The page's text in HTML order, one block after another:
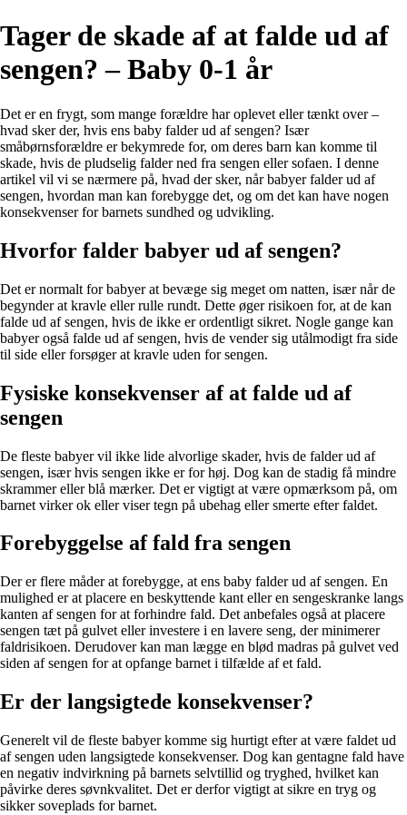
Tager de skade af at falde ud af
sengen? – Baby 0-1 år
Det er en frygt, som mange forældre har oplevet eller tænkt over –
hvad sker der, hvis ens baby falder ud af sengen? Især
småbørnsforældre er bekymrede for, om deres barn kan komme til
skade, hvis de pludselig falder ned fra sengen eller sofaen. I denne
artikel vil vi se nærmere på, hvad der sker, når babyer falder ud af
sengen, hvordan man kan forebygge det, og om det kan have nogen
konsekvenser for barnets sundhed og udvikling.
Hvorfor falder babyer ud af sengen?
Det er normalt for babyer at bevæge sig meget om natten, især når de
begynder at kravle eller rulle rundt. Dette øger risikoen for, at de kan
falde ud af sengen, hvis de ikke er ordentligt sikret. Nogle gange kan
babyer også falde ud af sengen, hvis de vender sig utålmodigt fra side
til side eller forsøger at kravle uden for sengen.
Fysiske konsekvenser af at falde ud af
sengen
De fleste babyer vil ikke lide alvorlige skader, hvis de falder ud af
sengen, især hvis sengen ikke er for høj. Dog kan de stadig få mindre
skrammer eller blå mærker. Det er vigtigt at være opmærksom på, om
barnet virker ok eller viser tegn på ubehag eller smerte efter faldet.
Forebyggelse af fald fra sengen
Der er flere måder at forebygge, at ens baby falder ud af sengen. En
mulighed er at placere en beskyttende kant eller en sengeskranke langs
kanten af sengen for at forhindre fald. Det anbefales også at placere
sengen tæt på gulvet eller investere i en lavere seng, der minimerer
faldrisikoen. Derudover kan man lægge en blød madras på gulvet ved
siden af sengen for at opfange barnet i tilfælde af et fald.
Er der langsigtede konsekvenser?
Generelt vil de fleste babyer komme sig hurtigt efter at være faldet ud
af sengen uden langsigtede konsekvenser. Dog kan gentagne fald have
en negativ indvirkning på barnets selvtillid og tryghed, hvilket kan
påvirke deres søvnkvalitet. Det er derfor vigtigt at sikre en tryg og
sikker soveplads for barnet.